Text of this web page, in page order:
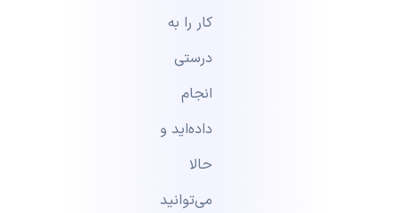
کار را به
درستی
انجام
داده‌اید و
حالا
می‌توانید